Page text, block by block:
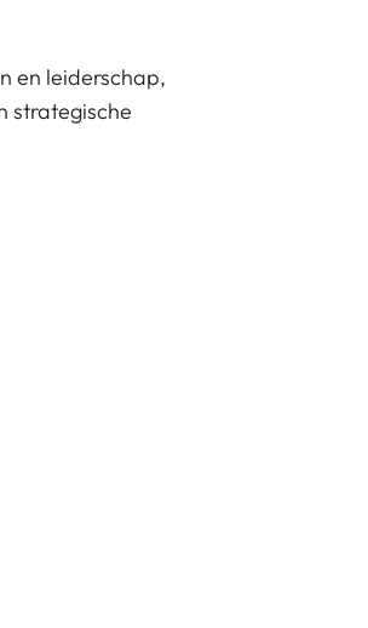
en leiderschap,
strategische